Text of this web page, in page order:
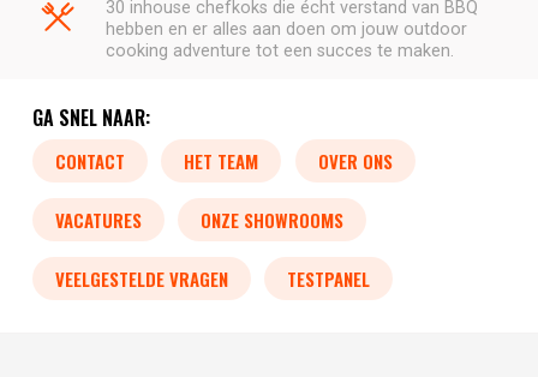
30 inhouse chefkoks die écht verstand van BBQ
hebben en er alles aan doen om jouw outdoor
cooking adventure tot een succes te maken.
GA SNEL NAAR:
CONTACT HET TEAM OVER ONS
VACATURES ONZE SHOWROOMS
VEELGESTELDE VRAGEN TESTPANEL